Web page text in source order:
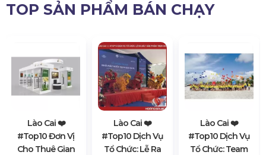
TOP SẢN PHẨM BÁN CHẠY
Lào Cai ❤️️
#top10 Đơn Vị
Cho Thuê Gian
Lào Cai ❤️️
#top10 Dịch Vụ
Tổ Chức: Lễ Ra
Lào Cai ❤️️
#top10 Dịch Vụ
Tổ Chức: Team